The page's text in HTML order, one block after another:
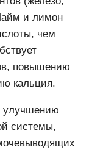
и лимон
чем
повышению
кальция.
системы,